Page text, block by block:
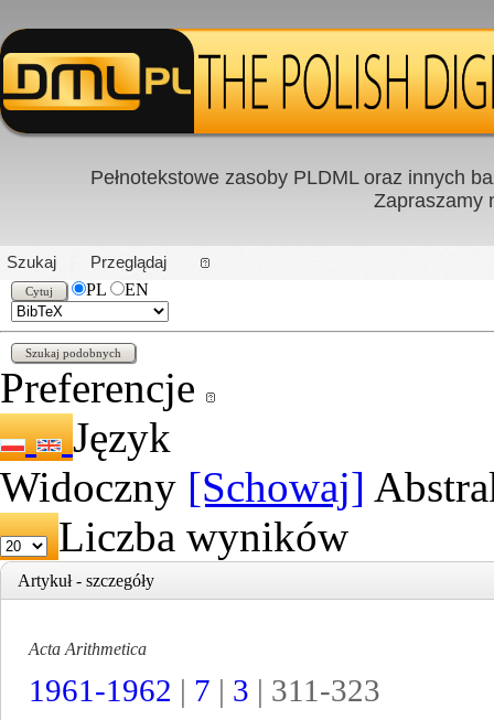
PL|EN
Pełnotekstowe zasoby PLDML oraz innych
Zapraszamy
Szukaj
Przeglądaj
PL
EN
Preferencje
Język
Widoczny [Schowaj]
Liczba wyników
Artykuł - szczegóły
Acta Arithmetica
1961-1962 | 7 | 3 | 311-323